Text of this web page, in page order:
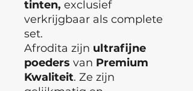
tinten, exclusief
verkrijgbaar als complete
set.
Afrodita zijn ultrafijne
poeders van Premium
Kwaliteit. Ze zijn